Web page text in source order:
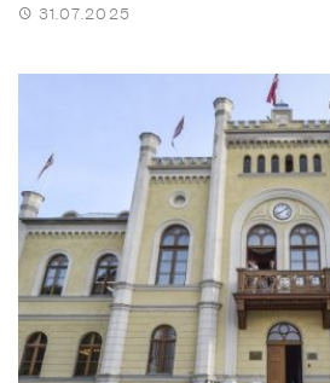
31.07.2025